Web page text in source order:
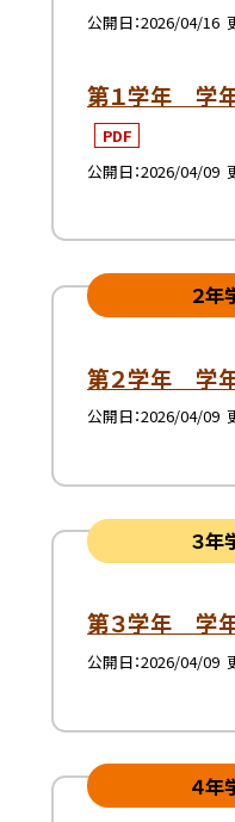
公開日 2026/04/16
第１学年 学
PDF
公開日 2026/04/09
２年
第２学年 学
公開日 2026/04/09
３年
第３学年 学
公開日 2026/04/09
４年